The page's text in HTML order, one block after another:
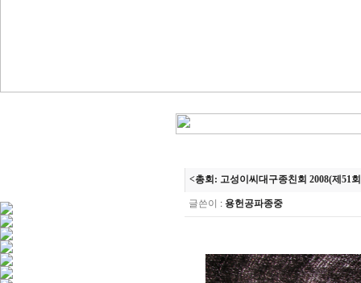
<총회: 고성이씨대구종친회 2008(제51
글쓴이 :용헌공파종중